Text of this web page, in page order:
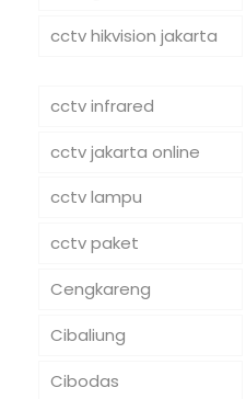
cctv hikvision jakarta
cctv infrared
cctv jakarta online
cctv lampu
cctv paket
Cengkareng
Cibaliung
Cibodas